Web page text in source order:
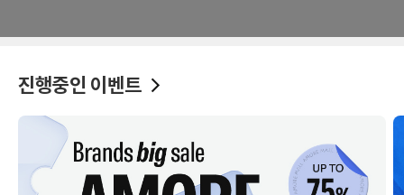
진행중인 이벤트